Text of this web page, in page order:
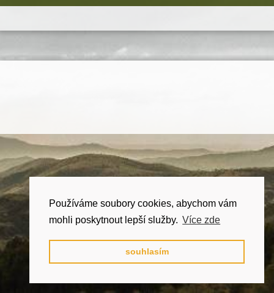
Používáme soubory cookies, abychom vám
mohli poskytnout lepší služby. Více zde
souhlasím